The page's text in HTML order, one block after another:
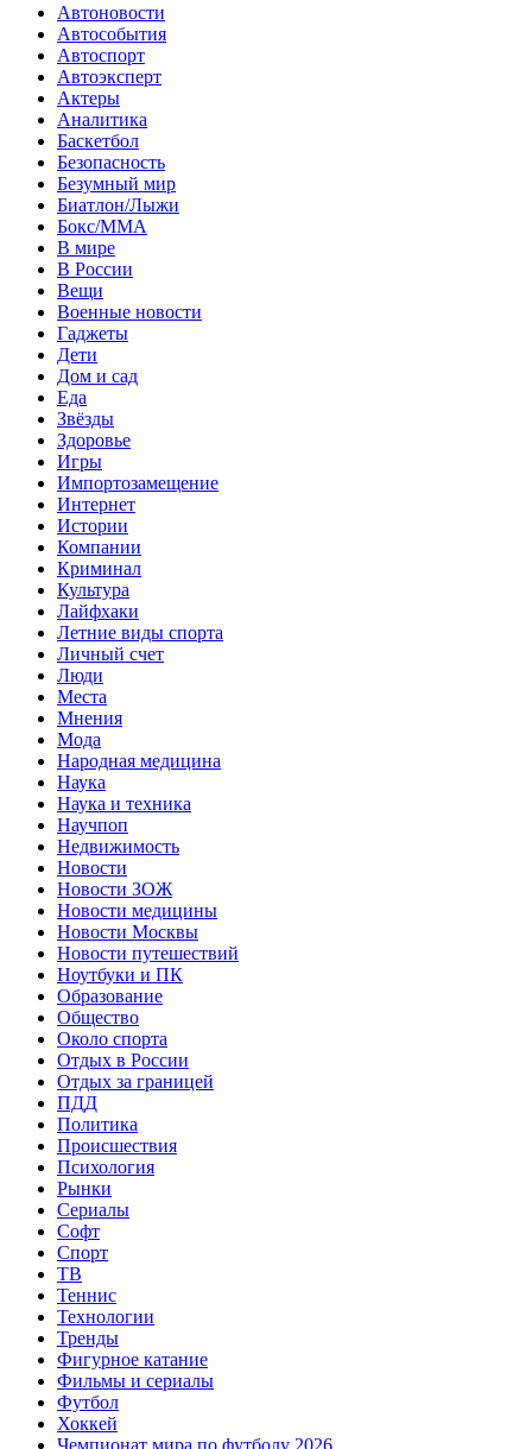
Автоновости
Автособытия
Автоспорт
Автоэксперт
Актеры
Аналитика
Баскетбол
Безопасность
Безумный мир
Биатлон/Лыжи
Бокс/MMA
В мире
В России
Вещи
Военные новости
Гаджеты
Дети
Дом и сад
Еда
Звёзды
Здоровье
Игры
Импортозамещение
Интернет
Истории
Компании
Криминал
Культура
Лайфхаки
Летние виды спорта
Личный счет
Люди
Места
Мнения
Мода
Народная медицина
Наука
Наука и техника
Научпоп
Недвижимость
Новости
Новости ЗОЖ
Новости медицины
Новости Москвы
Новости путешествий
Ноутбуки и ПК
Образование
Общество
Около спорта
Отдых в России
Отдых за границей
ПДД
Политика
Происшествия
Психология
Рынки
Сериалы
Софт
Спорт
ТВ
Теннис
Технологии
Тренды
Фигурное катание
Фильмы и сериалы
Футбол
Хоккей
Чемпионат мира по футболу 2026